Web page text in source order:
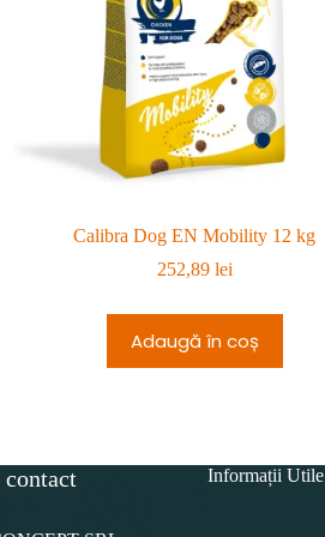
Calibra Dog EN Mobility 12 kg
252,89 lei
Adaugă în coș
Informații Utile